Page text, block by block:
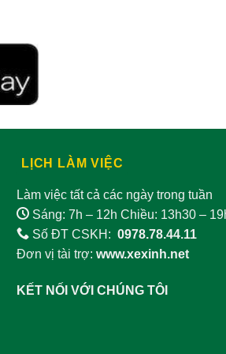
Nhiễm trùng máu
Nhồi máu cơ tim Nám da
Nôn ra máu Nấm móng
Nấm ngoài da nổi mề đay
Nứt kẽ hậu môn
LỊCH LÀM VIỆC
Làm việc tất cả các ngày trong tuần
Sáng: 7h – 12h Chiều: 13h30 –
Số ĐT CSKH: 0978.78.44.11
Đơn vị tài trợ: www.xexinh.net
KẾT NỐI VỚI CHÚNG TÔI